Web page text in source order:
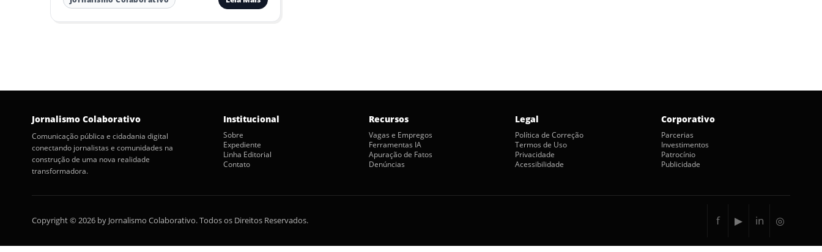
Jornalismo Colaborativo
Comunicação pública e cidadania digital
conectando jornalistas e comunidades na
construção de uma nova realidade
transformadora.
Institucional
Sobre
Expediente
Linha Editorial
Contato
Recursos
Vagas e Empregos
Ferramentas IA
Apuração de Fatos
Denúncias
Legal
Política de Correção
Termos de Uso
Privacidade
Acessibilidade
Corporativo
Parcerias
Investimentos
Patrocínio
Publicidade
Copyright © 2026 by Jornalismo Colaborativo. Todos os Direitos Reservados. f ▶ in ◎